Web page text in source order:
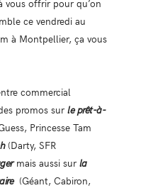
ce vendredi au
à Montpellier, ça vous
commercial
promos surle prêt-à-
Princesse Tam
(Darty, SFR
mais aussi sur la
(Géant, Cabiron,